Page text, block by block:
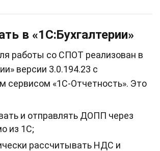
в «1С:Бухгалтерии»
работы со СПОТ реализован в
версии 3.0.194.23 с
сервисом «1С‑Отчетность». Это
и отправлять ДОПП через
из 1С;
рассчитывать НДС и